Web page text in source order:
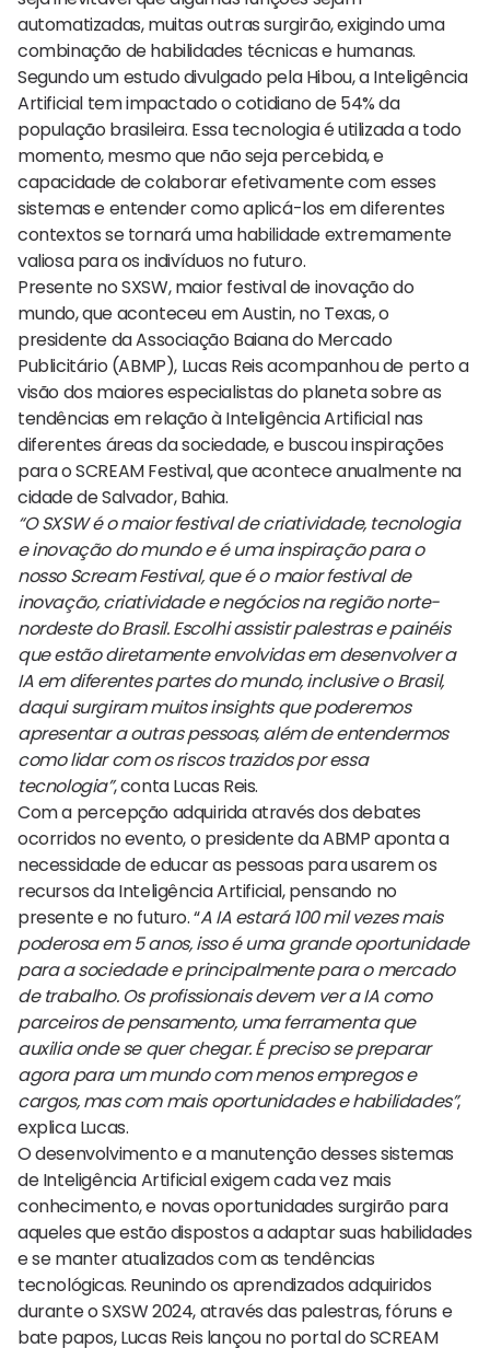
automatizadas, muitas outras surgirão, exigindo uma
combinação de habilidades técnicas e humanas.
Segundo um estudo divulgado pela Hibou, a Inteligência
Artificial tem impactado o cotidiano de 54% da
população brasileira. Essa tecnologia é utilizada a todo
momento, mesmo que não seja percebida, e
capacidade de colaborar efetivamente com esses
sistemas e entender como aplicá-los em diferentes
contextos se tornará uma habilidade extremamente
valiosa para os indivíduos no futuro.
Presente no SXSW, maior festival de inovação do
mundo, que aconteceu em Austin, no Texas, o
presidente da Associação Baiana do Mercado
Publicitário (ABMP), Lucas Reis acompanhou de perto a
visão dos maiores especialistas do planeta sobre as
tendências em relação à Inteligência Artificial nas
diferentes áreas da sociedade, e buscou inspirações
para o SCREAM Festival, que acontece anualmente na
cidade de Salvador, Bahia.
“O SXSW é o maior festival de criatividade, tecnologia
e inovação do mundo e é uma inspiração para o
nosso Scream Festival, que é o maior festival de
inovação, criatividade e negócios na região norte-
nordeste do Brasil. Escolhi assistir palestras e painéis
que estão diretamente envolvidas em desenvolver a
IA em diferentes partes do mundo, inclusive o Brasil,
daqui surgiram muitos insights que poderemos
apresentar a outras pessoas, além de entendermos
como lidar com os riscos trazidos por essa
tecnologia”, conta Lucas Reis.
Com a percepção adquirida através dos debates
ocorridos no evento, o presidente da ABMP aponta a
necessidade de educar as pessoas para usarem os
recursos da Inteligência Artificial, pensando no
presente e no futuro. “A IA estará 100 mil vezes mais
poderosa em 5 anos, isso é uma grande oportunidade
para a sociedade e principalmente para o mercado
de trabalho. Os profissionais devem ver a IA como
parceiros de pensamento, uma ferramenta que
auxilia onde se quer chegar. É preciso se preparar
agora para um mundo com menos empregos e
cargos, mas com mais oportunidades e habilidades”,
explica Lucas.
O desenvolvimento e a manutenção desses sistemas
de Inteligência Artificial exigem cada vez mais
conhecimento, e novas oportunidades surgirão para
aqueles que estão dispostos a adaptar suas habilidades
e se manter atualizados com as tendências
tecnológicas. Reunindo os aprendizados adquiridos
durante o SXSW 2024, através das palestras, fóruns e
bate papos, Lucas Reis lançou no portal do SCREAM